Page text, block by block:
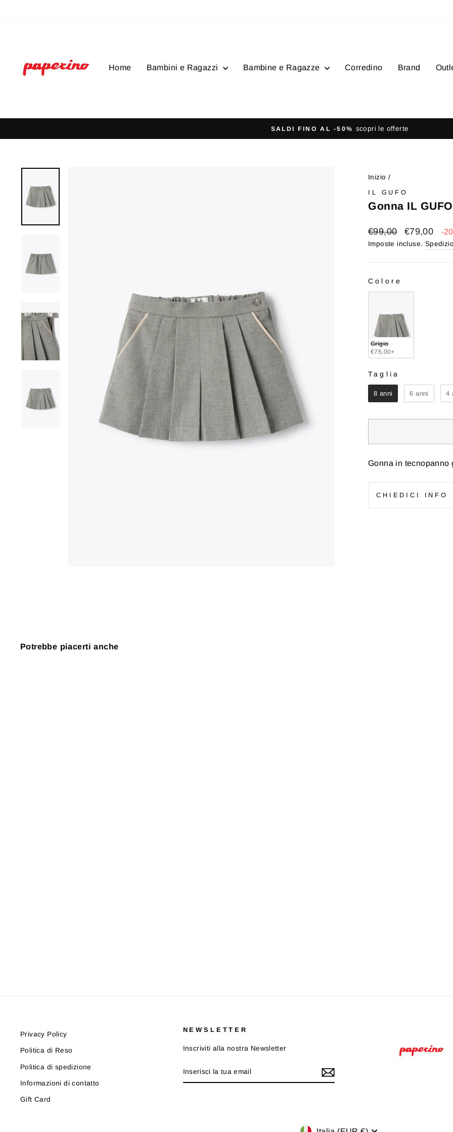
Home Bambini e Ragazzi Bambine e Ragazze Corredino Brand
Metti
presentazione
SPEDIZIONE GRATUITA - Ordini superiori
Inizio /
IL GUFO
Gonna IL
Prezzo
di
€99,00
Prezzo
scontato
€79,00 -
Imposte incluse.
Colore
COLORE
Grigio
€75,00+
Taglia
TAGLIA
8 anni
6 anni 4
Gonna in tecnopanno
CHIEDICI INFO
Potrebbe piacerti anche
Privacy Policy
Politica di Reso
Politica di spedizione
Informazioni di contatto
Gift Card
NEWSLETTER
Inscriviti alla nostra Newsletter
LA
TUA
Valuta